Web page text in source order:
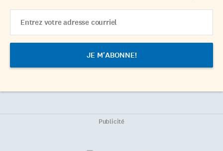
Address
Publicité